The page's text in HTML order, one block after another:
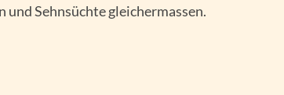
Sehnsüchte gleichermassen.